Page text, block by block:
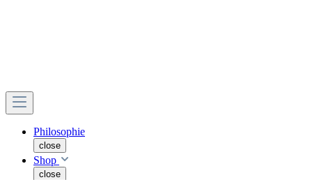
Philosophie
close
Shop
close